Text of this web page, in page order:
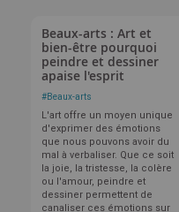
Beaux-arts : Art et
bien-être pourquoi
peindre et dessiner
apaise l'esprit
#Beaux-arts
L'art offre un moyen unique
d'exprimer des émotions
que nous pouvons avoir du
mal à verbaliser. Que ce soit
la joie, la tristesse, la colère
ou l'amour, peindre et
dessiner permettent de
canaliser ces émotions sur